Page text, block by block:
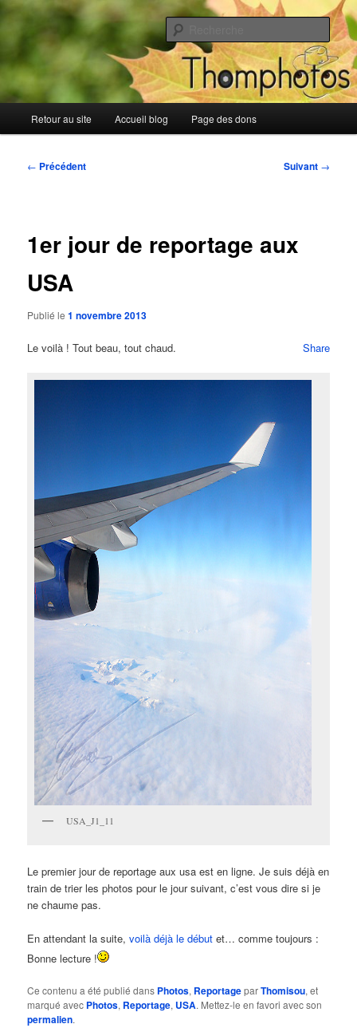
Aller
au
Blog de Thomphotos
Blog de Thomphotos
principal
Retour au site Accueil blog Page des dons
Navigation
← Précédent Suivant →
1er jour de reportage aux
USA
Publié le1 novembre 2013
Share
Le voilà ! Tout beau, tout chaud.
USA_J1_11
Le premier jour de reportage aux usa est en ligne. Je suis déjà en
train de trier les photos pour le jour suivant, c’est vous dire si je
ne chaume pas.
En attendant la suite,voilà déjà le début et… comme toujours :
Bonne lecture !
Ce contenu a été publié dans Photos, ReportageparThomisou, et
marqué avec Photos, Reportage, USA. Mettez-le en favori avec son
permalien.